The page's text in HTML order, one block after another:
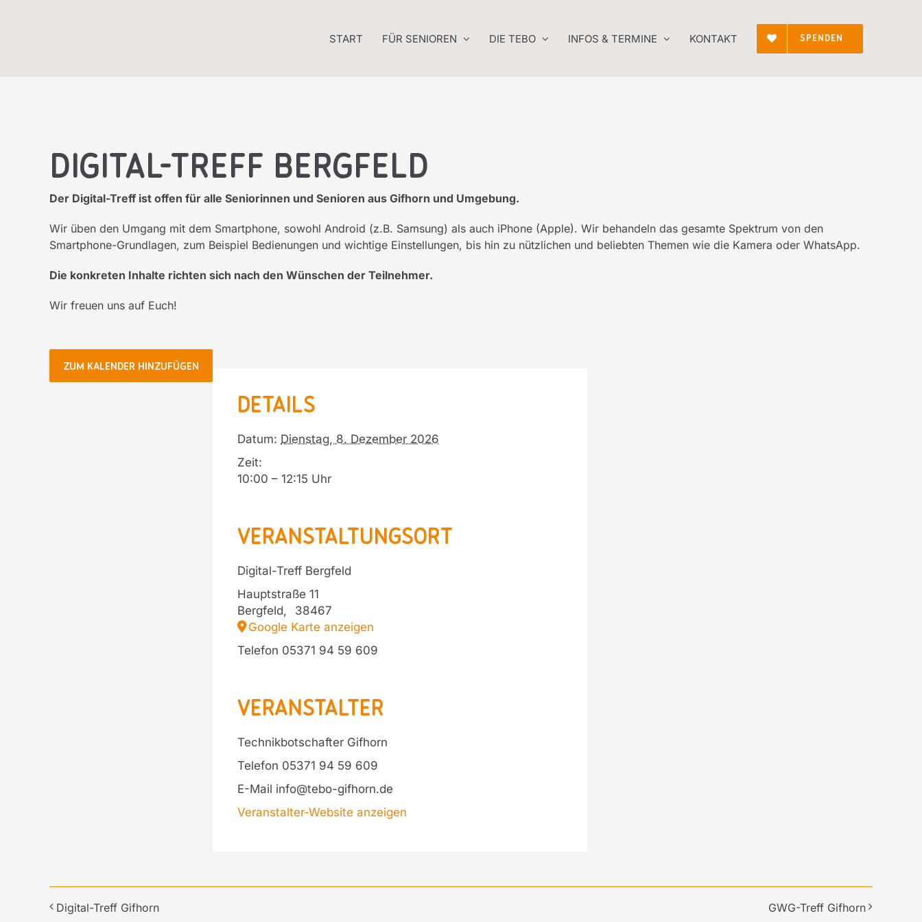
START FÜR SENIOREN DIE TEBO INFOS & TERMINE KONTAKT SPENDEN
Digital-Treff Bergfeld
Der Digital-Treff ist offen für alle Seniorinnen und Senioren aus Gifhorn und Umgebung.
Wir üben den Umgang mit dem Smartphone, sowohl Android (z.B. Samsung) als auch iPhone (Apple). Wir behandeln das gesamte Spektrum von den
Smartphone-Grundlagen, zum Beispiel Bedienungen und wichtige Einstellungen, bis hin zu nützlichen und beliebten Themen wie die Kamera oder WhatsApp.
Die konkreten Inhalte richten sich nach den Wünschen der Teilnehmer.
Wir freuen uns auf Euch!
ZUM KALENDER HINZUFÜGEN
Details
Datum: Dienstag, 8. Dezember 2026
Zeit:
10:00 – 12:15
Veranstaltungsort
Digital-Treff Bergfeld
Hauptstraße 11
Bergfeld,
38467
Google Karte anzeigen
Telefon 05371 94 59 609
Veranstalter
Technikbotschafter Gifhorn
Telefon 05371 94 59 609
E-Mail info@tebo-gifhorn.de
Veranstalter-Website anzeigen
Digital-Treff Gifhorn GWG-Treff Gifhorn